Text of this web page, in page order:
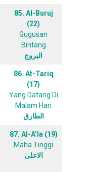
85. Al-Buruj
(22)
Gugusan
Bintang
البروج
86. At-Tariq
(17)
Yang Datang Di
Malam Hari
الطارق
87. Al-A’la (19)
Maha Tinggi
الاعلى